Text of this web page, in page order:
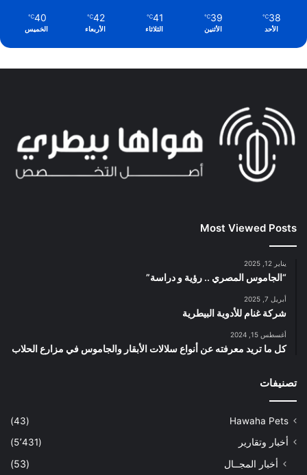
38
℃
الأحد
39
℃
الأثنين
41
℃
الثلاثاء
42
℃
الأربعاء
40
℃
الخميس
Most Viewed Posts
يناير 12, 2025
“الجاموس المصري .. رؤية و دراسة”
أبريل 7, 2025
شركة غنام للأدوية البيطرية
أغسطس 15, 2024
كل ما تريد معرفته عن أنواع سلالات الأبقار والجاموس في مزارع الحلاب
تصنيفات
Hawaha Pets
(43)
أخبار وتقارير
(5٬431)
أخبار المجــال
(53)